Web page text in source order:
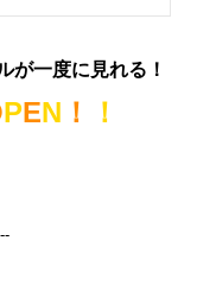
が一度に見れる！
PEN ！ ！